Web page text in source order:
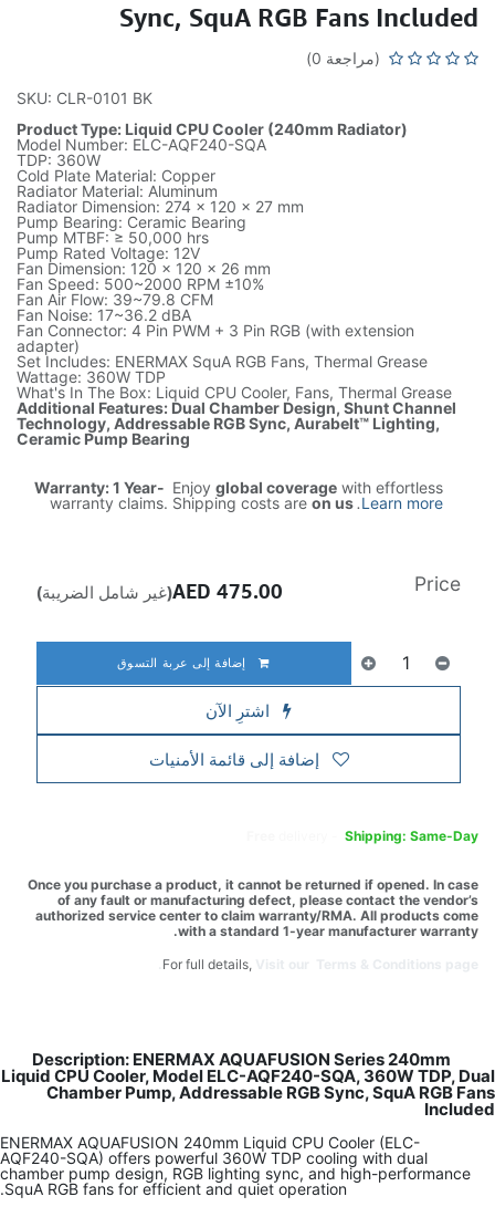
Sync, SquA RGB Fans Included
(مراجعة 0)
SKU: CLR-0101 BK
Product Type: Liquid CPU Cooler (240mm Radiator)
Model Number: ELC-AQF240-SQA
TDP: 360W
Cold Plate Material: Copper
Radiator Material: Aluminum
Radiator Dimension: 274 x 120 x 27 mm
Pump Bearing: Ceramic Bearing
Pump MTBF: ≥ 50,000 hrs
Pump Rated Voltage: 12V
Fan Dimension: 120 x 120 x 26 mm
Fan Speed: 500~2000 RPM ±10%
Fan Air Flow: 39~79.8 CFM
Fan Noise: 17~36.2 dBA
Fan Connector: 4 Pin PWM + 3 Pin RGB (with extension
adapter)
Set Includes: ENERMAX SquA RGB Fans, Thermal Grease
Wattage: 360W TDP
What's In The Box: Liquid CPU Cooler, Fans, Thermal Grease
Additional Features: Dual Chamber Design, Shunt Channel
Technology, Addressable RGB Sync, Aurabelt™ Lighting,
Ceramic Pump Bearing
Warranty: 1 Year- Enjoy global coverage with effortless
warranty claims. Shipping costs are on us.Learn more
إضافة إلى عربة التسوق
اشترِ الآن
إضافة إلى قائمة الأمنيات
Price
475.00 (غير شامل الضريبة)
Shipping: Same-Day
Once you purchase a product, it cannot be returned if opened. In case
of any fault or manufacturing defect, please contact the vendor’s
authorized service center to claim warranty/RMA. All products come
with a standard 1-year manufacturer warranty.
For full details,
Description: ENERMAX AQUAFUSION Series 240mm
Liquid CPU Cooler, Model ELC-AQF240-SQA, 360W TDP, Dual
Chamber Pump, Addressable RGB Sync, SquA RGB Fans
Included
ENERMAX AQUAFUSION 240mm Liquid CPU Cooler (ELC-
AQF240-SQA) offers powerful 360W TDP cooling with dual
chamber pump design, RGB lighting sync, and high-performance
SquA RGB fans for efficient and quiet operation.